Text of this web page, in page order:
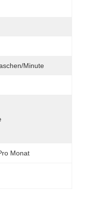
Minute
Monat